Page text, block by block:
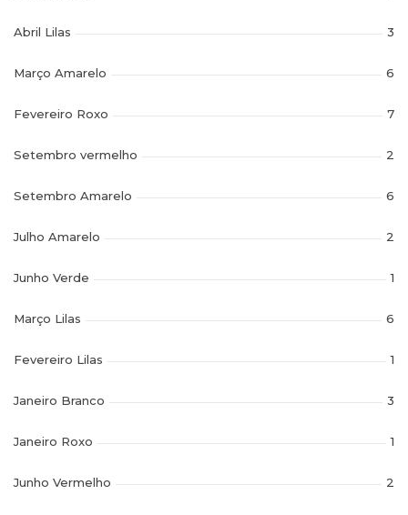
Abril Lilas 3
Março Amarelo 6
Fevereiro Roxo 7
Setembro vermelho 2
Setembro Amarelo 6
Julho Amarelo 2
Junho Verde 1
Março Lilas 6
Fevereiro Lilas 1
Janeiro Branco 3
Janeiro Roxo 1
Junho Vermelho 2